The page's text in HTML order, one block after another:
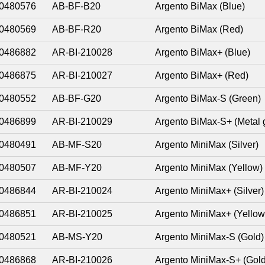
AB-BF-B20 Argento BiMax (Blue)
AB-BF-R20 Argento BiMax (Red)
AR-BI-210028 Argento BiMax+ (Blue)
AR-BI-210027 Argento BiMax+ (Red)
AB-BF-G20 Argento BiMax-S (Green)
AR-BI-210029 Argento BiMax-S+ (Metal
AB-MF-S20 Argento MiniMax (Silver)
AB-MF-Y20 Argento MiniMax (Yellow)
AR-BI-210024 Argento MiniMax+ (Silver)
AR-BI-210025 Argento MiniMax+
AB-MS-Y20 Argento MiniMax-S (Gold)
AR-BI-210026 Argento MiniMax-S+